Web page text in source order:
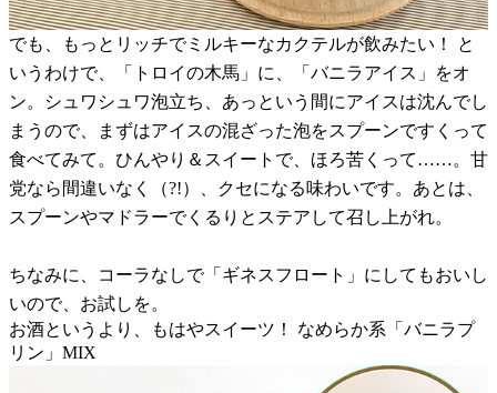
でも、もっとリッチでミルキーなカクテルが飲みたい！ と
いうわけで、「トロイの木馬」に、「バニラアイス」をオ
ン。シュワシュワ泡立ち、あっという間にアイスは沈んでし
まうので、まずはアイスの混ざった泡をスプーンですくって
食べてみて。ひんやり＆スイートで、ほろ苦くって……。甘
党なら間違いなく（?!）、クセになる味わいです。あとは、
スプーンやマドラーでくるりとステアして召し上がれ。
ちなみに、コーラなしで「ギネスフロート」にしてもおいし
いので、お試しを。
お酒というより、もはやスイーツ！ なめらか系「バニラプ
リン」MIX